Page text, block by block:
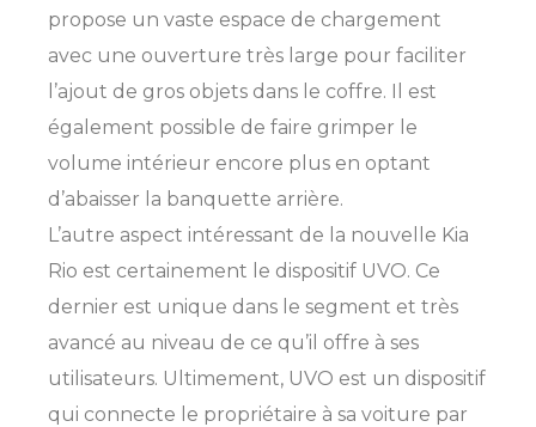
propose un vaste espace de chargement
avec une ouverture très large pour faciliter
l’ajout de gros objets dans le coffre. Il est
également possible de faire grimper le
volume intérieur encore plus en optant
d’abaisser la banquette arrière.
L’autre aspect intéressant de la nouvelle Kia
Rio est certainement le dispositif UVO. Ce
dernier est unique dans le segment et très
avancé au niveau de ce qu’il offre à ses
utilisateurs. Ultimement, UVO est un dispositif
qui connecte le propriétaire à sa voiture par